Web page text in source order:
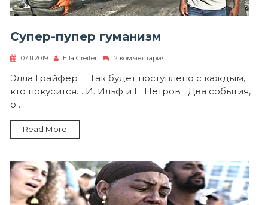
Супер-пупер гуманизм
07.11.2019 Ella Greifer 2 комментария
Супер-
гуманизм
Элла Грайфер Так будет поступлено с каждым,
кто покусится… И. Ильф и Е. Петров Два события,
о…
Read More